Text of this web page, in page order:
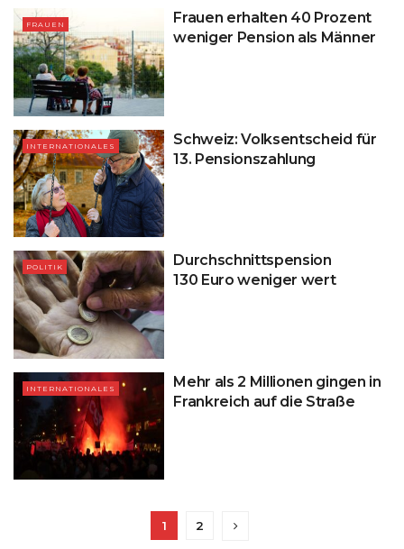
FRAUEN
Frauen erhalten 40 Prozent
weniger Pension als Männer
INTERNATIONALES
Schweiz: Volksentscheid für
13. Pensionszahlung
POLITIK
Durchschnittspension
130 Euro weniger wert
INTERNATIONALES
Mehr als 2 Millionen gingen in
Frankreich auf die Straße
1 2